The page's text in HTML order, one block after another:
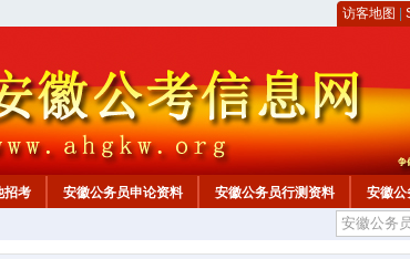
访客地图
招考 安徽公务员申论资料 安徽公务员行测资料 安徽公